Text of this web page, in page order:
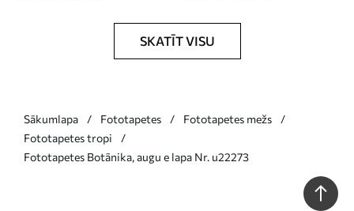
SKATĪT VISU
Sākumlapa Fototapetes
Fototapetes mežs
Fototapetes tropi
Fototapetes Botānika, augu e lapa Nr. u22273